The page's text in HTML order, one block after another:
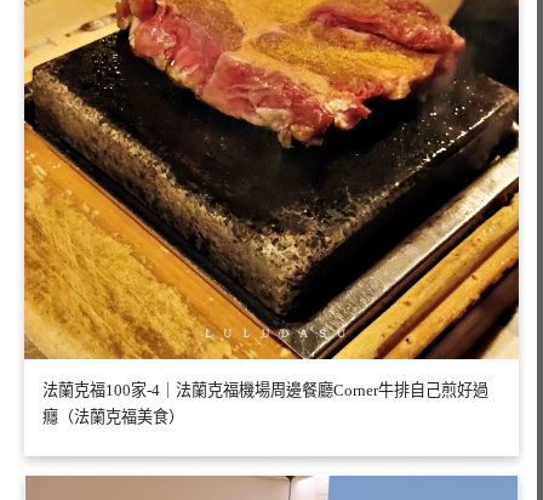
法蘭克福100家-4｜法蘭克福機場周邊餐廳Corner牛排自己煎好過
癮（法蘭克福美食）